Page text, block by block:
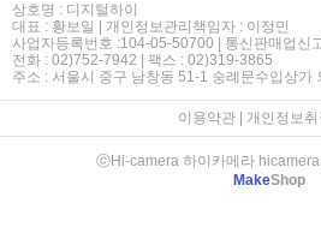
상호명 : 디지털하이
대표 : 황보일 | 개인정보관리책임자 : 이정민
사업자등록번호 :104-05-50700 | 통신판매업신
전화 : 02)752-7942 | 팩스 : 02)319-3865
주소 : 서울시 중구 남창동 51-1 숭례문수입상가
이용약관| 개인정보취
ⓒHi-camera 하이카메라
MakeShop